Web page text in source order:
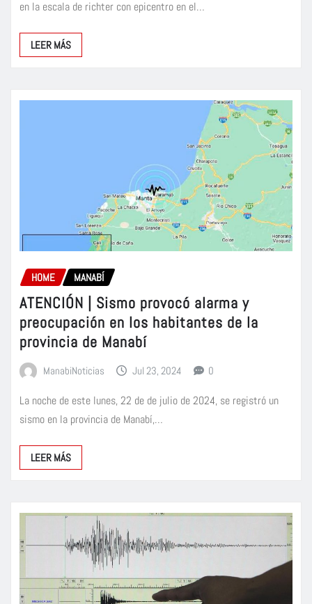
en la escala de richter con epicentro en el…
LEER MÁS
HOME MANABÍ
ATENCIÓN | Sismo provocó alarma y
preocupación en los habitantes de la
provincia de Manabí
ManabiNoticias Jul 23, 2024 0
La noche de este lunes, 22 de de julio de 2024, se registró un
sismo en la provincia de Manabí,…
LEER MÁS